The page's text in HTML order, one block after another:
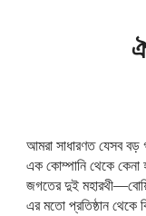
আমরা সাধারণত যেসব বড়
এক কোম্পানি থেকে কেনা
জগতের দুই
এর মতো প্রতিষ্ঠান থেকে